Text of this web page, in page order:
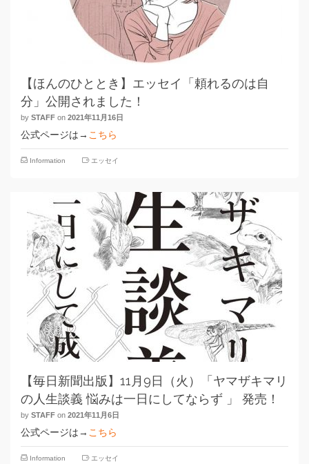
【ほんのひととき】エッセイ「頼れるのは自
分」公開されました！
by STAFF on 2021年11月16日
公式ページは→ こちら
Information エッセイ
【毎日新聞出版】11月9日（火）「ヤマザキマリ
の人生談義 悩みは一日にしてならず 」 発売！
by STAFF on 2021年11月6日
公式ページは→ こちら
Information エッセイ